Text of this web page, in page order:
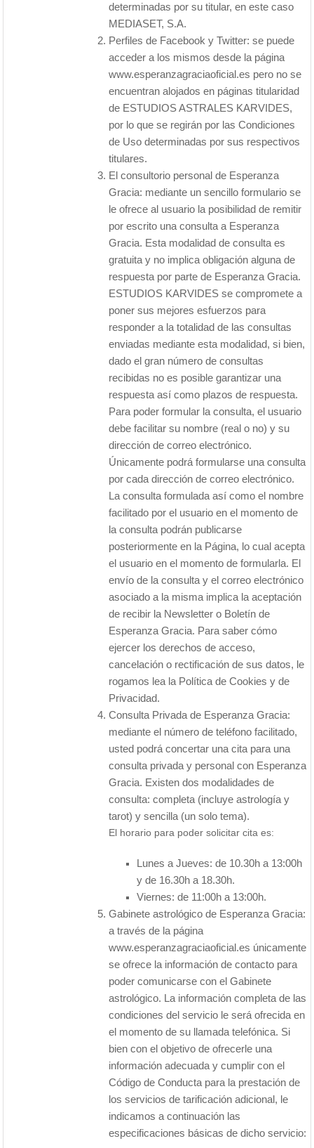
determinadas por su titular, en este caso
MEDIASET, S.A.
Perfiles de Facebook y Twitter: se puede
acceder a los mismos desde la página
www.esperanzagraciaoficial.es pero no se
encuentran alojados en páginas titularidad
de ESTUDIOS ASTRALES KARVIDES,
por lo que se regirán por las Condiciones
de Uso determinadas por sus respectivos
titulares.
El consultorio personal de Esperanza
Gracia: mediante un sencillo formulario se
le ofrece al usuario la posibilidad de remitir
por escrito una consulta a Esperanza
Gracia. Esta modalidad de consulta es
gratuita y no implica obligación alguna de
respuesta por parte de Esperanza Gracia.
ESTUDIOS KARVIDES se compromete a
poner sus mejores esfuerzos para
responder a la totalidad de las consultas
enviadas mediante esta modalidad, si bien,
dado el gran número de consultas
recibidas no es posible garantizar una
respuesta así como plazos de respuesta.
Para poder formular la consulta, el usuario
debe facilitar su nombre (real o no) y su
dirección de correo electrónico.
Únicamente podrá formularse una consulta
por cada dirección de correo electrónico.
La consulta formulada así como el nombre
facilitado por el usuario en el momento de
la consulta podrán publicarse
posteriormente en la Página, lo cual acepta
el usuario en el momento de formularla. El
envío de la consulta y el correo electrónico
asociado a la misma implica la aceptación
de recibir la Newsletter o Boletín de
Esperanza Gracia. Para saber cómo
ejercer los derechos de acceso,
cancelación o rectificación de sus datos, le
rogamos lea la Política de Cookies y de
Privacidad.
Consulta Privada de Esperanza Gracia:
mediante el número de teléfono facilitado,
usted podrá concertar una cita para una
consulta privada y personal con Esperanza
Gracia. Existen dos modalidades de
consulta: completa (incluye astrología y
tarot) y sencilla (un solo tema).
El horario para poder solicitar cita es:
Lunes a Jueves: de 10.30h a 13:00h
y de 16.30h a 18.30h.
Viernes: de 11:00h a 13:00h.
Gabinete astrológico de Esperanza Gracia:
a través de la página
www.esperanzagraciaoficial.es únicamente
se ofrece la información de contacto para
poder comunicarse con el Gabinete
astrológico. La información completa de las
condiciones del servicio le será ofrecida en
el momento de su llamada telefónica. Si
bien con el objetivo de ofrecerle una
información adecuada y cumplir con el
Código de Conducta para la prestación de
los servicios de tarificación adicional, le
indicamos a continuación las
especificaciones básicas de dicho servicio: